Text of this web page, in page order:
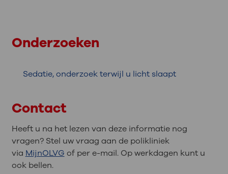
Onderzoeken
Sedatie, onderzoek terwijl u licht slaapt
Contact
Heeft u na het lezen van deze informatie nog
vragen? Stel uw vraag aan de polikliniek
via MijnOLVG of per e-mail. Op werkdagen kunt u
ook bellen.